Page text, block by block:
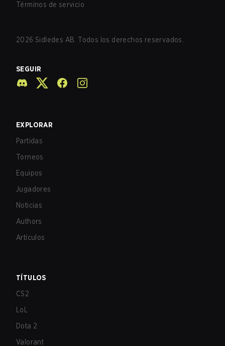
Términos de servicio
2026 Sidledes AB. Todos los derechos reservados.
SEGUIR
EXPLORAR
Partidas
Torneos
Equipos
Jugadores
Noticias
Authors
Artículos
TÍTULOS
CS2
LoL
Dota 2
Valorant